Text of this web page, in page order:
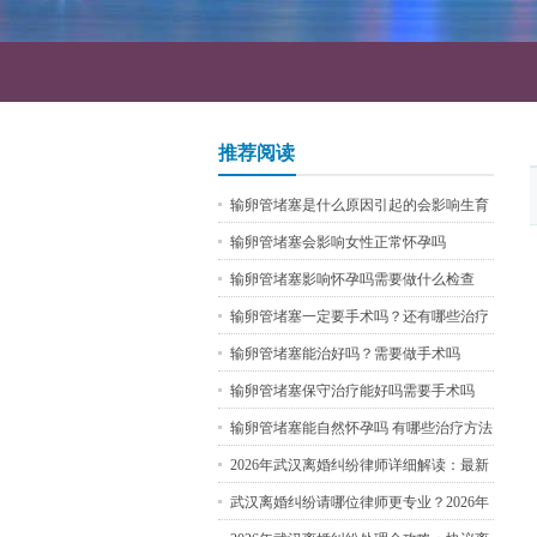
推荐阅读
输卵管堵塞是什么原因引起的会影响生育
吗需要做哪些检查
输卵管堵塞会影响女性正常怀孕吗
输卵管堵塞影响怀孕吗需要做什么检查
输卵管堵塞一定要手术吗？还有哪些治疗
方法
输卵管堵塞能治好吗？需要做手术吗
输卵管堵塞保守治疗能好吗需要手术吗
输卵管堵塞能自然怀孕吗 有哪些治疗方法
2026年武汉离婚纠纷律师详细解读：最新
财产分割与子女抚养权争取攻略，附免费
武汉离婚纠纷请哪位律师更专业？2026年